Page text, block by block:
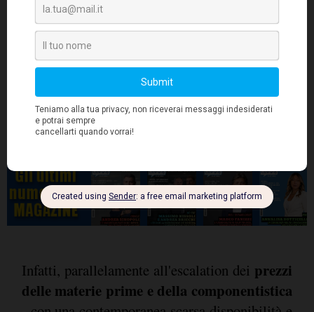
Infatti, parallelamente all'escalation dei prezzi
delle materie prime e della componentistica